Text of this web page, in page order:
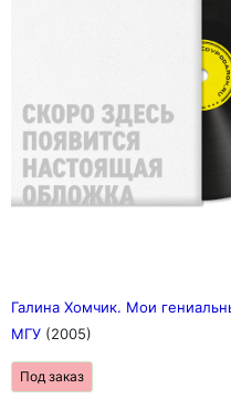
Галина Хомчик. Мои
МГУ (2005)
Под заказ